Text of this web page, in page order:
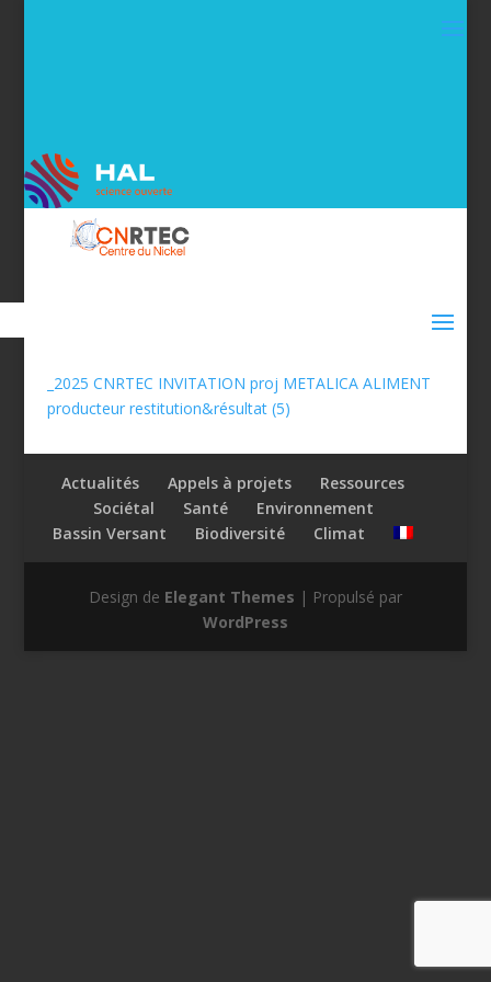
_2025 CNRTEC INVITATION proj METALICA ALIMENT
producteur restitution&résultat (5)
Actualités Appels à projets
Ressources
Sociétal
Santé
Environnement
Bassin Versant
Biodiversité Climat
Design de Elegant Themes | Propulsé par
WordPress